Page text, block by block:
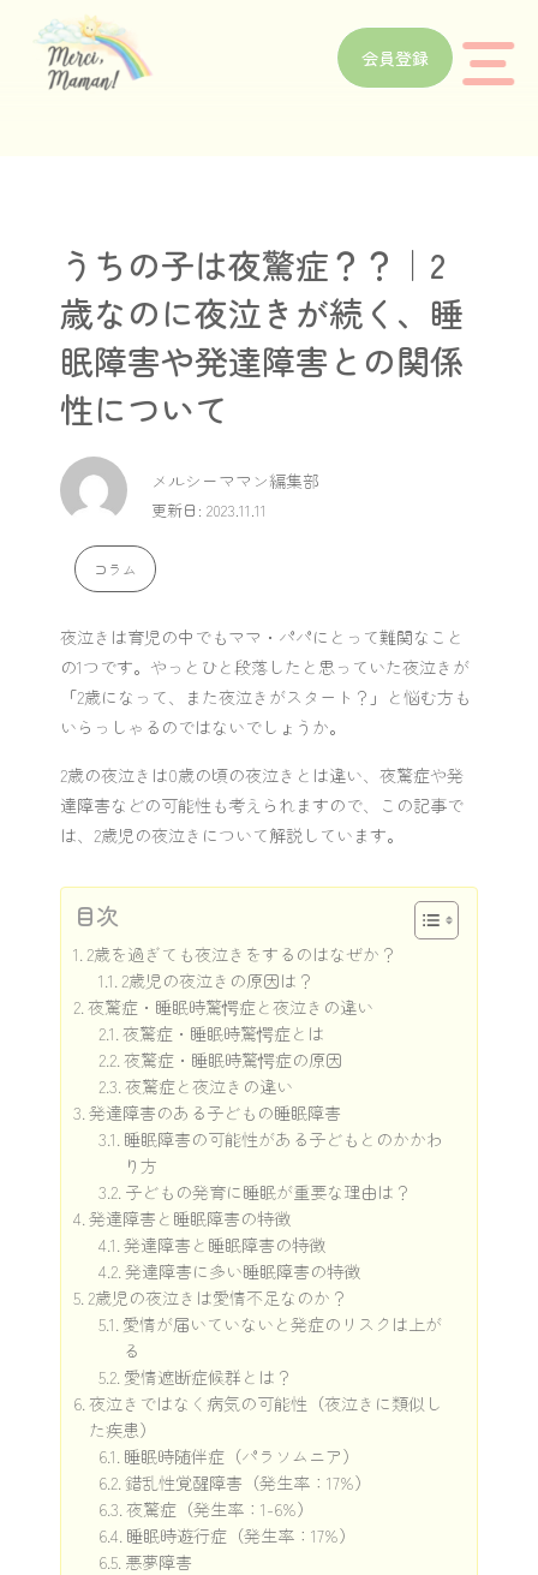
会員登録
うちの子は夜驚症？？｜2
歳なのに夜泣きが続く、睡
眠障害や発達障害との関係
性について
メルシーママン編集部
更新日: 2023.11.11
コラム
夜泣きは育児の中でもママ・パパにとって難関なこと
の1つです。やっとひと段落したと思っていた夜泣きが
「2歳になって、また夜泣きがスタート？」と悩む方も
いらっしゃるのではないでしょうか。
2歳の夜泣きは0歳の頃の夜泣きとは違い、夜驚症や発
達障害などの可能性も考えられますので、この記事で
は、2歳児の夜泣きについて解説しています。
目次
2歳を過ぎても夜泣きをするのはなぜか？
2歳児の夜泣きの原因は？
夜驚症・睡眠時驚愕症と夜泣きの違い
夜驚症・睡眠時驚愕症とは
夜驚症・睡眠時驚愕症の原因
夜驚症と夜泣きの違い
発達障害のある子どもの睡眠障害
睡眠障害の可能性がある子どもとのかかわ
り方
子どもの発育に睡眠が重要な理由は？
発達障害と睡眠障害の特徴
発達障害と睡眠障害の特徴
発達障害に多い睡眠障害の特徴
2歳児の夜泣きは愛情不足なのか？
愛情が届いていないと発症のリスクは上が
る
愛情遮断症候群とは？
夜泣きではなく病気の可能性（夜泣きに類似し
た疾患）
睡眠時随伴症（パラソムニア）
錯乱性覚醒障害（発生率：17%）
夜驚症（発生率：1-6%）
睡眠時遊行症（発生率：17%）
悪夢障害